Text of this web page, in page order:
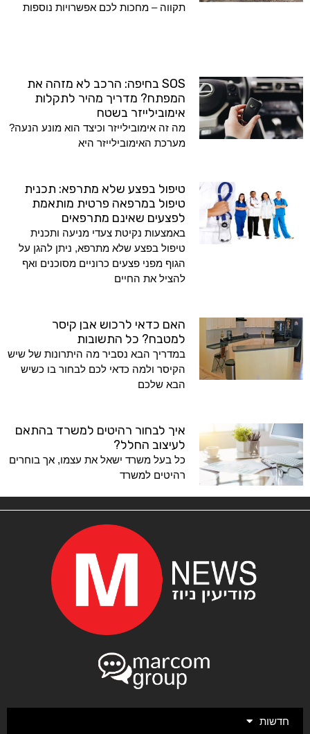
תקווה – מחכות לכם אפשרויות נוספות
SOS בחיפה: הרכב לא מזהה את
המפתח? מדריך מהיר לתקלות
אימובילייזר בשטח
מה זה אימובילייזר וכיצד הוא מונע הנעה?
מערכת האימובילייזר היא
טיפול בפצע שלא מתרפא: תכנית
טיפול במרפאה פרטית מותאמת
לפצעים שאינם מתרפאים
באמצעות נקיטת צעדי מניעה ותכנית
טיפול בפצע שלא מתרפא, ניתן להגן על
הגוף מפני פצעים כרוניים מסוכנים ואף
להציל את החיים
האם כדאי לרכוש אבן קיסר
למטבח? כל התשובות
במדריך הבא נסביר מה היתרונות של שיש
הקיסר ולמה כדאי לכם לבחור בו כשיש
הבא שלכם
איך לבחור רהיטים למשרד בהתאם
לעיצוב החלל?
כל בעל משרד ישאל את עצמו, אך בוחרים
רהיטים למשרד
חדשות